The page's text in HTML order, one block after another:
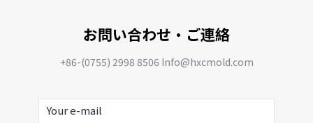
コスト削減
お問い合わせ・ご連絡
+86-(0755) 2998 8506 Info@hxcmold.com